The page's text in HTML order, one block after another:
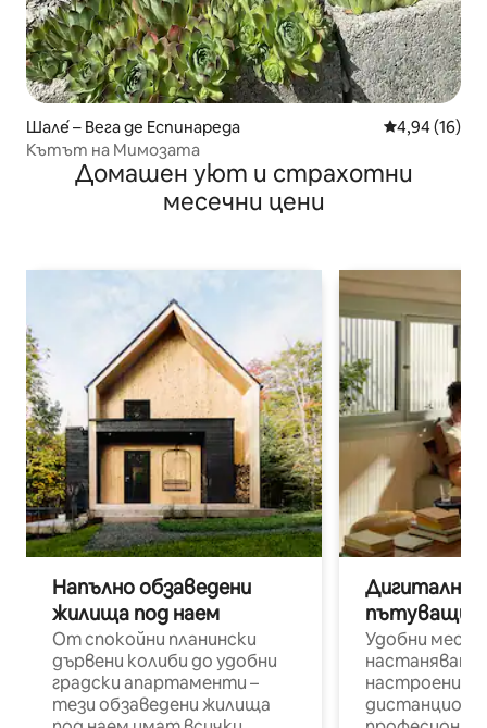
Шале́ – Вега де Еспинареда Средна
4,94 (16)
Кътът на Мимозата
Домашен уют и страхотни
месечни цени
Напълно обзаведени
жилища под наем
От спокойни планински
дървени колиби до удобни
градски апартаменти –
тези обзаведени жилища
Дигитални
пътуващи
Удобни
настаняване
настроени и